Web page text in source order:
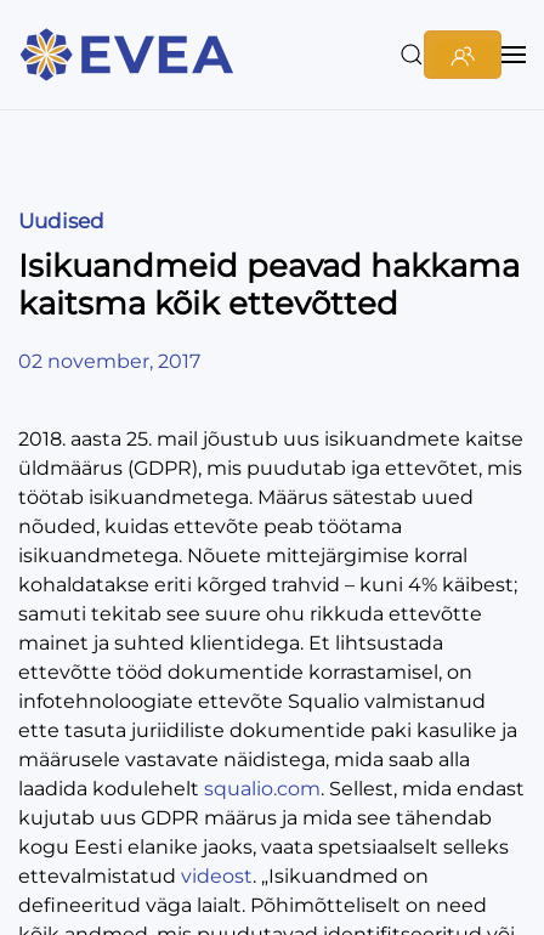
Uudised
Isikuandmeid peavad hakkama
kaitsma kõik ettevõtted
02 november, 2017
2018. aasta 25. mail jõustub uus isikuandmete kaitse
üldmäärus (GDPR), mis puudutab iga ettevõtet, mis
töötab isikuandmetega. Määrus sätestab uued
nõuded, kuidas ettevõte peab töötama
isikuandmetega. Nõuete mittejärgimise korral
kohaldatakse eriti kõrged trahvid – kuni 4% käibest;
samuti tekitab see suure ohu rikkuda ettevõtte
mainet ja suhted klientidega. Et lihtsustada
ettevõtte tööd dokumentide korrastamisel, on
infotehnoloogiate ettevõte Squalio valmistanud
ette tasuta juriidiliste dokumentide paki kasulike ja
määrusele vastavate näidistega, mida saab alla
laadida kodulehelt squalio.com. Sellest, mida endast
kujutab uus GDPR määrus ja mida see tähendab
kogu Eesti elanike jaoks, vaata spetsiaalselt selleks
ettevalmistatud videost. „Isikuandmed on
defineeritud väga laialt. Põhimõtteliselt on need